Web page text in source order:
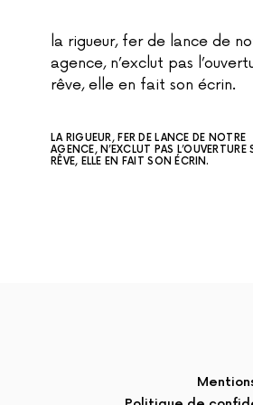
la rigueur, fer de lance de
agence, n’exclut pas
rêve, elle en fait son écrin.
LA RIGUEUR, FER DE LANCE DE NOTRE
AGENCE, N’EXCLUT PAS L’OUVERTURE
RÊVE, ELLE EN FAIT SON ÉCRIN.